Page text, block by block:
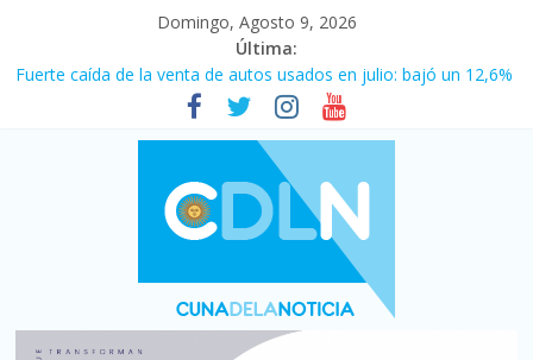
Domingo, Agosto 9, 2026
Última:
Fuerte caída de la venta de autos usados en julio: bajó un 12,6%
El agro argentino logró un récord histórico de exportaciones en
La morosidad alcanzó su nivel más alto en dos décadas y ya
afecta a 400 mil deudores en Santa Fe
Desde que asumió Milei cerraron 41.000 kioscos: el sector
Vacaciones de invierno con más movimiento y consumo
turístico: 4,6 millones de personas viajaron por el país, un 5,9%
más que en 2025